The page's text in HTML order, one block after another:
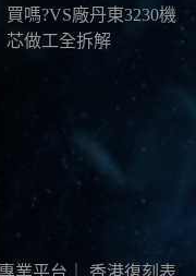
買嗎?VS廠丹東3230機
芯做工全拆解
業平台 香港復刻表